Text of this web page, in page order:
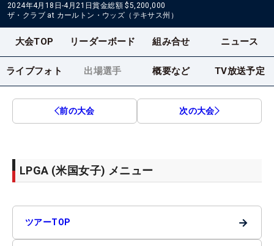
2024年4月18日-4月21日賞金総額 $5,200,000
ザ・クラブ at カールトン・ウッズ（テキサス州）
大会TOP リーダーボード 組み合せ ニュース
ライブフォト 出場選手 概要など TV放送予定
前の大会 次の大会
LPGA (米国女子) メニュー
ツアーTOP →